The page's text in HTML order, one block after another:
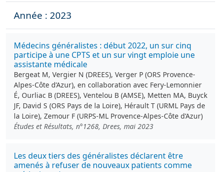
Année : 2023
Médecins généralistes : début 2022, un sur cinq
participe à une CPTS et un sur vingt emploie une
assistante médicale
Bergeat M, Vergier N (DREES), Verger P (ORS Provence-
Alpes-Côte d’Azur), en collaboration avec Fery-Lemonnier
É, Ourliac B (DREES), Ventelou B (AMSE), Metten MA, Buyck
JF, David S (ORS Pays de la Loire), Hérault T (URML Pays de
la Loire), Zemour F (URPS-ML Provence-Alpes-Côte d’Azur)
Études et Résultats, n°1268, Drees, mai 2023
Les deux tiers des généralistes déclarent être
amenés à refuser de nouveaux patients comme